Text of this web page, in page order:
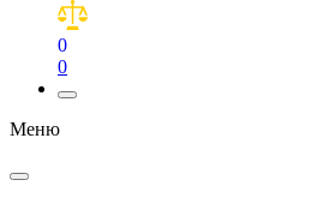
0
0
Меню